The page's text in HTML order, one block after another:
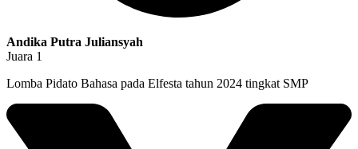
Andika Putra Juliansyah
Juara 1
Lomba Pidato Bahasa pada Elfesta tahun 2024 tingkat SMP